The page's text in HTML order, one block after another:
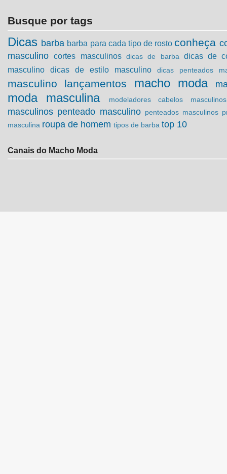
Busque por tags
Dicas barba barba para cada tipo de rosto conheça
masculino cortes masculinos dicas de barba dicas de
masculino
dicas de estilo masculino dicas penteados
masculino lançamentos macho moda
moda masculina modeladores cabelos masculinos
masculinos penteado masculino penteados masculinos
masculina roupa de homem tipos de barba top 10
Canais do Macho Moda